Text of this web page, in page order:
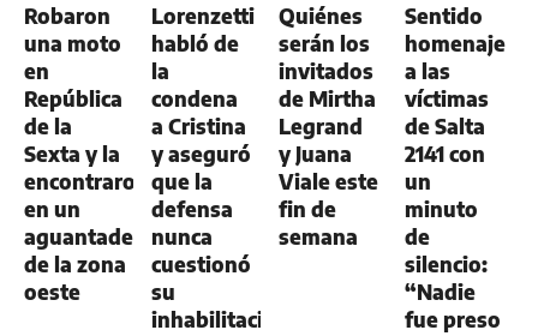
Robaron
una moto
en
República
de la
Sexta y la
encontraron
en un
aguantadero
de la zona
oeste
Lorenzetti
habló de
la
condena
a Cristina
y aseguró
que la
defensa
nunca
cuestionó
su
inhabilitación
Quiénes
serán los
invitados
de Mirtha
Legrand
y Juana
Viale este
fin de
semana
Sentido
homenaje
a las
víctimas
de Salta
2141 con
un
minuto
de
silencio:
“Nadie
fue preso